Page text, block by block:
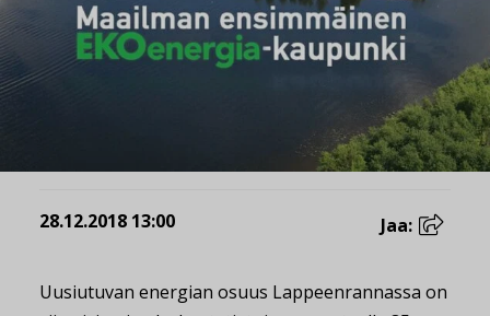
28.12.2018 13:00 Jaa:
Uusiutuvan energian osuus Lappeenrannassa on